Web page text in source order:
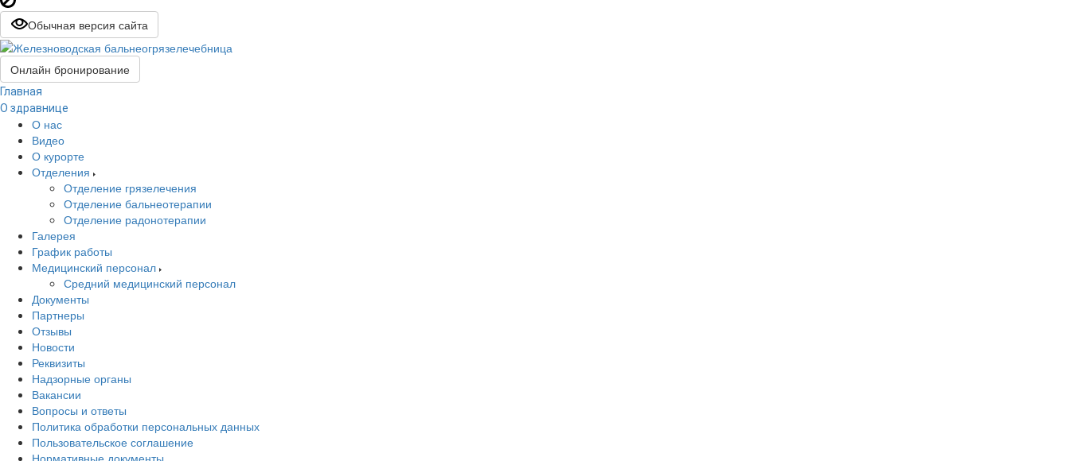
Обычная версия сайта
Онлайн бронирование
Главная
О здравнице
О нас
Видео
О курорте
Отделения
Отделение грязелечения
Отделение бальнеотерапии
Отделение радонотерапии
Галерея
График работы
Медицинский персонал
Средний медицинский персонал
Документы
Партнеры
Отзывы
Новости
Реквизиты
Надзорные органы
Вакансии
Вопросы и ответы
Политика обработки персональных данных
Пользовательское соглашение